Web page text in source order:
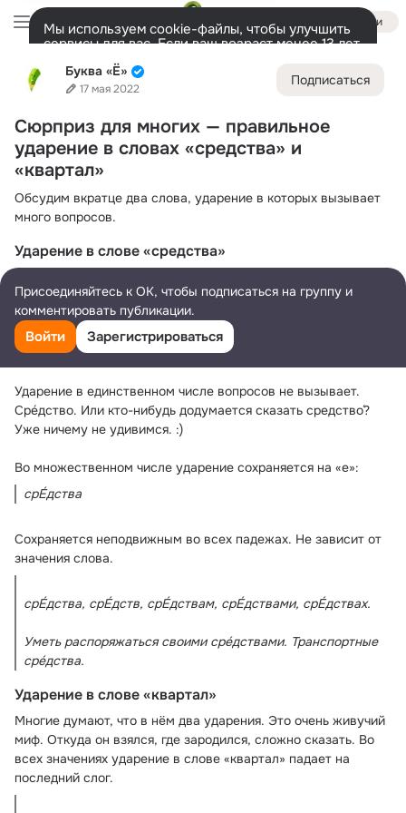
Буква «Ё»
17 мая 2022
Подписаться
Сюрприз для многих — правильное
ударение в словах «средства» и
«квартал»
Обсудим вкратце два слова, ударение в которых вызывает
Ударение в слове «средства»
оно исторически родственно со словами средний, среда,
середина, сердце и со всеми однокоренными.
Гипотетический праславянский корень — *serd-, означавший
середина (из словаря П. Я. Черных).
Ударение в единственном числе вопросов не вызывает.
Сре́дство. Или кто-нибудь додумается сказать средство́?
Уже ничему не удивимся. :)
Сохраняется неподвижным во всех падежах. Не зависит от
срЕ́дства, срЕ́дств, срЕ́дствам, срЕ́дствами, срЕ́дствах.
Уметь распоряжаться своими сре́дствами. Транспортные
Ударение в слове «квартал»
Многие думают, что в нём два ударения. Это очень живучий
миф. Откуда он взялся, где зародился, сложно сказать. Во
всех значениях ударение в слове «квартал» падает на
Войти
Мы используем cookie-файлы, чтобы улучшить
сервисы для вас. Если ваш возраст менее 13 лет,
настроить cookie-файлы должен ваш законный
представитель.
Разрешить все
Буква «Ё»
Участники
Дополнительная
колонка
Всё626 Обсуждаемые
Присоединяйтесь к ОК, чтобы подписаться на группу и
комментировать публикации.
Войти Зарегистрироваться